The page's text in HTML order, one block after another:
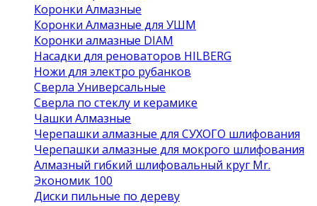
Коронки Алмазные
Коронки Алмазные для УШМ
Коронки алмазные DIAM
Насадки для реноваторов HILBERG
Ножи для электро рубанков
Сверла Универсальные
Сверла по стеклу и керамике
Чашки Алмазные
Черепашки алмазные для СУХОГО шлифования
Черепашки алмазные для мокрого шлифования
Алмазный гибкий шлифовальный круг Mr.
Экономик 100
Диски пильные по дереву